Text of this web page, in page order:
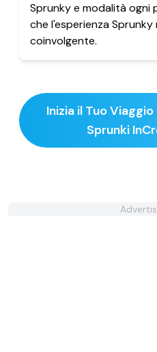
Sprunky e modalità ogni
che l'esperienza Sprunky
coinvolgente.
Inizia il Tuo
Sprunki